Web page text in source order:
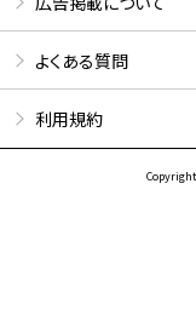
よくある質問
利用規約